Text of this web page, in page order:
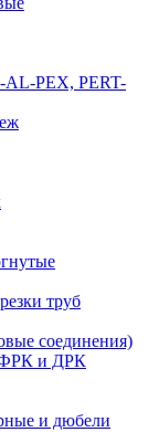
AL-PEX, PERT-
труб
соединения)
и ДРК
и дюбели